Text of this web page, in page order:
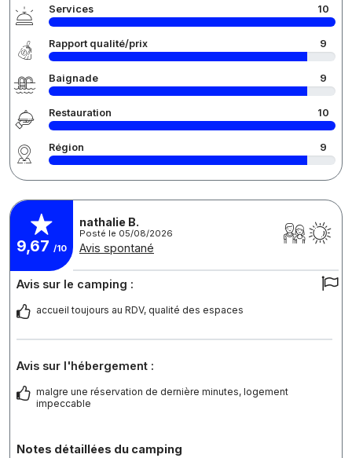
Services 10
Rapport qualité/prix 9
Baignade 9
Restauration 10
Région 9
9,67 /10
nathalie B.
Posté le 05/08/2026
Avis spontané
Avis sur le camping :
accueil toujours au RDV, qualité des espaces
Avis sur l'hébergement :
malgre une réservation de dernière minutes, logement
impeccable
Notes détaillées du camping